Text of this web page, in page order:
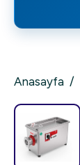
Anasayfa /